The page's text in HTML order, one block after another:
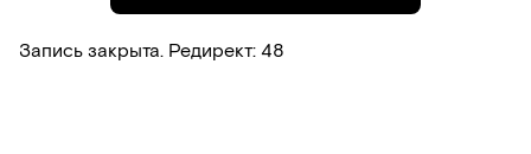
Запись закрыта. Редирект: 47